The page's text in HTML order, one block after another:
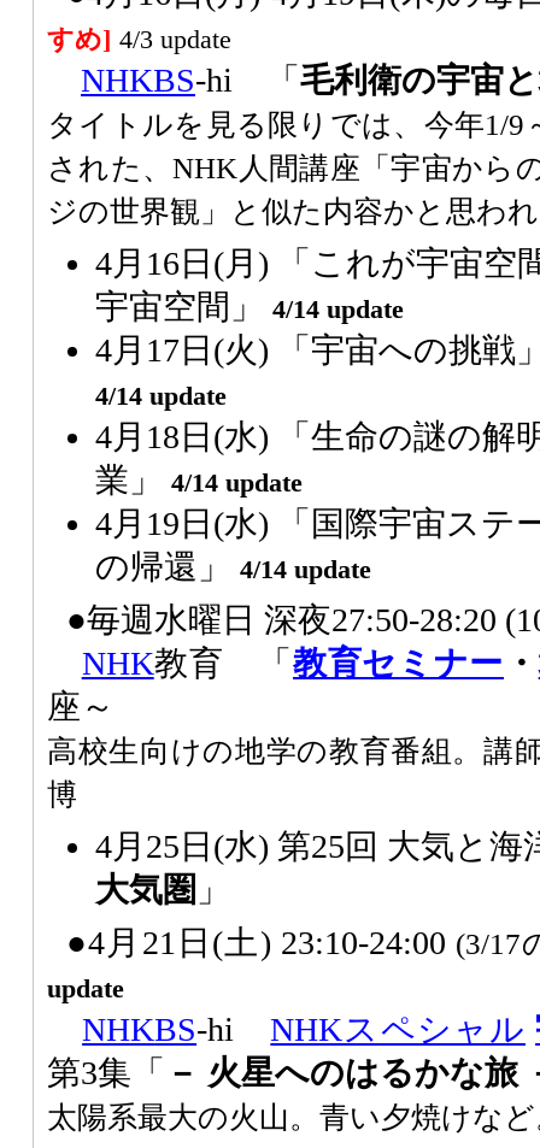
すめ] 4/3 update
NHKBS-hi 「 毛利衛の宇宙
タイトルを見る限りでは、今年1/9
された、NHK人間講座「宇宙から
ジの世界観」と似た内容かと思わ
4月16日(月) 「これが宇宙空
宇宙空間」
4/14 update
4月17日(火) 「宇宙への挑戦
4/14 update
4月18日(水) 「生命の謎の解
業」
4/14 update
4月19日(水) 「国際宇宙ステ
の帰還」
4/14 update
●毎週水曜日 深夜27:50-28:20
NHK教育 「教育セミナー ・
座～
高校生向けの地学の教育番組。講
博
4月25日(水) 第25回 大気と海
大気圏 」
●4月21日(土) 23:10-24:00 (3/17
update
NHKBS-hiNHKスペシャル
第3集「 － 火星へのはるかな旅
太陽系最大の火山。青い夕焼けな